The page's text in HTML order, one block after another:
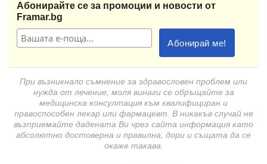
Абонирайте се за промоции и новости от
Framar.bg
При възникнало съмнение за здравословен проблем или
нужда от лечение, моля винаги се обръщайте за
медицинска консултация към квалифициран и
правоспособен лекар или фармацевт. В никакъв случай не
възприемайте дадената Ви чрез сайта информация като
абсолютно достоверна и правилна, дори и същата да се
окаже такава.